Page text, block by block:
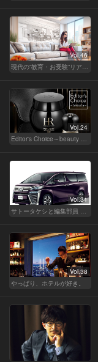
Vol.46
現代の“教育・お受験”リアルドキュメント
Vol.24
Editor's Choice～beauty & wellness～
Vol.31
サトータケシと編集部員 船山の"CAR GENTSへの道"
Vol.38
やっぱり、ホテルが好き。